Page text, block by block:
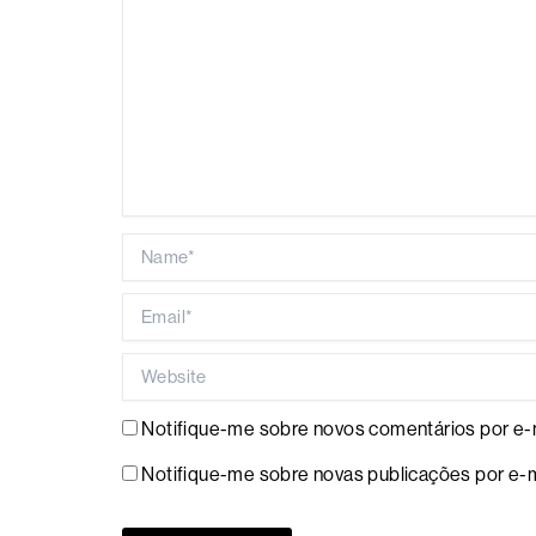
Notifique-me sobre novos comentários por e-
Notifique-me sobre novas publicações por e-